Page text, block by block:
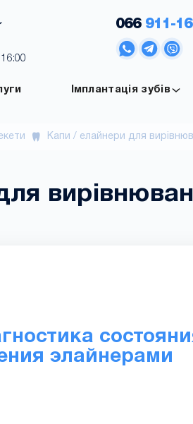
066911-
Імплантація зубів
Капи / елайнери для
элайнерами